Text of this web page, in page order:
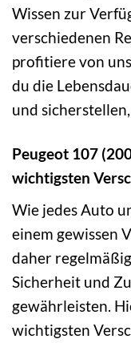
Wissen zur
verschiedenen
profitiere von
du die
und
Peugeot 107
wichtigsten
Wie jedes Auto
einem gewissen
daher
Sicherheit und
gewährleisten.
wichtigsten